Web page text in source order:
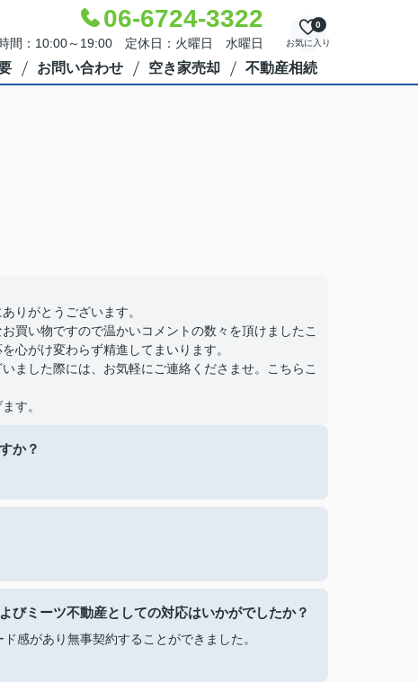
06-6724-3322
間：10:00～19:00 定休日：火曜日 水曜日 お気に入り
0
お問い合わせ 空き家売却 不動産相続
りがとうございます。
買い物ですので温かいコメントの数々を頂けましたこ
心がけ変わらず精進してまいります。
ました際には、お気軽にご連絡くださませ。こちらこ
す。
か？
びミーツ不動産としての対応はいかがでしたか？
感があり無事契約することができました。